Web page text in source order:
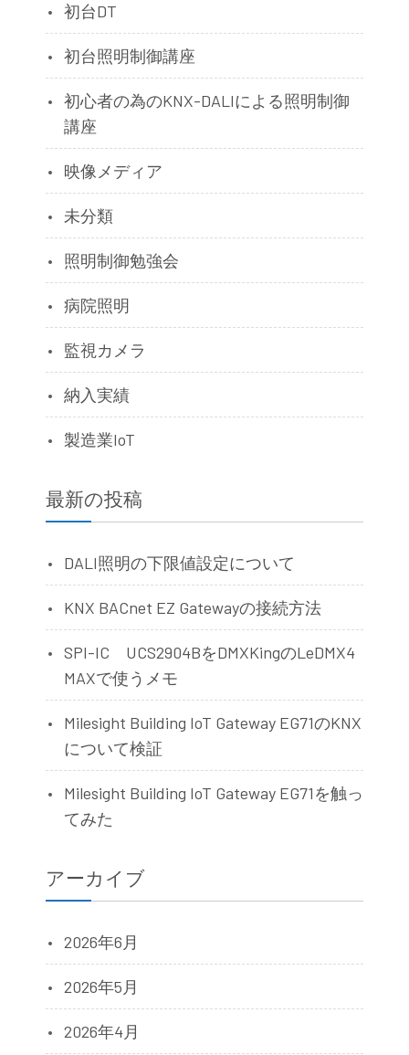
初台DT
初台照明制御講座
初心者の為のKNX-DALIによる照明制御
講座
映像メディア
未分類
照明制御勉強会
病院照明
監視カメラ
納入実績
製造業IoT
最新の投稿
DALI照明の下限値設定について
KNX BACnet EZ Gatewayの接続方法
SPI-IC UCS2904BをDMXKingのLeDMX4
MAXで使うメモ
Milesight Building IoT Gateway EG71のKNX
について検証
Milesight Building IoT Gateway EG71を触っ
てみた
アーカイブ
2026年6月
2026年5月
2026年4月